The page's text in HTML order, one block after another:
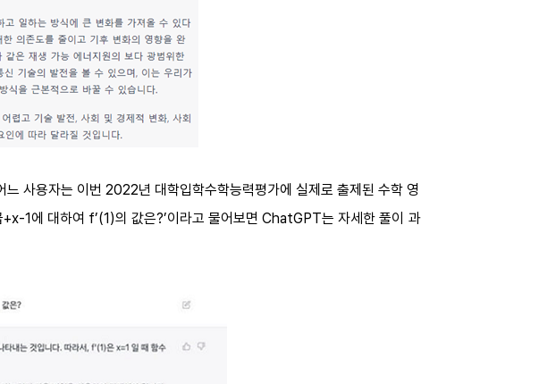
사용자는 이번 2022년 대학입학수학능력평가에 실제로 출제된 수학 영
1에 대하여 f’(1)의 값은?’이라고 물어보면 ChatGPT는 자세한 풀이 과